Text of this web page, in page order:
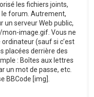
les fichiers joints,
le forum. Autrement,
un serveur Web public,
image.gif. Vous ne
(sauf si c’est
placées derrière des
: Boîtes aux lettres
un mot de passe, etc.
BBCode [img].